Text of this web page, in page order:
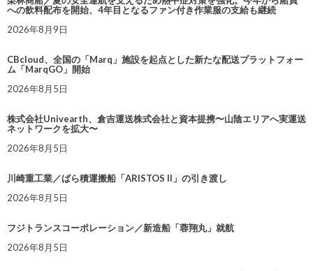
への飲料配布を開始、4年目となるファン付き作業服の支給も継続
2026年8月9日
CBcloud、全国の「Marq」施設を起点とした新たな配送プラットフォー
ム「MarqGO」開始
2026年8月5日
株式会社Univearth、倉吉運送株式会社と資本提携〜山陰エリアへ実運送
ネットワークを拡大〜
2026年8月5日
川崎重工業／ばら積運搬船「ARISTOS II」の引き渡し
2026年8月5日
フジトランスコーポレーション／新造船「蓉翔丸」就航
2026年8月5日